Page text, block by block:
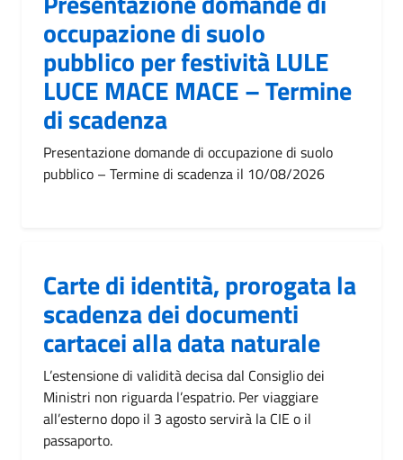
occupazione di suolo
pubblico per festività LULE
LUCE MACE MACE – Termine
di scadenza
Presentazione domande di occupazione di suolo
pubblico – Termine di scadenza il 10/08/2026
Carte di identità, prorogata la
scadenza dei documenti
cartacei alla data naturale
L’estensione di validità decisa dal Consiglio dei
Ministri non riguarda l’espatrio. Per viaggiare
all’esterno dopo il 3 agosto servirà la CIE o il
passaporto.